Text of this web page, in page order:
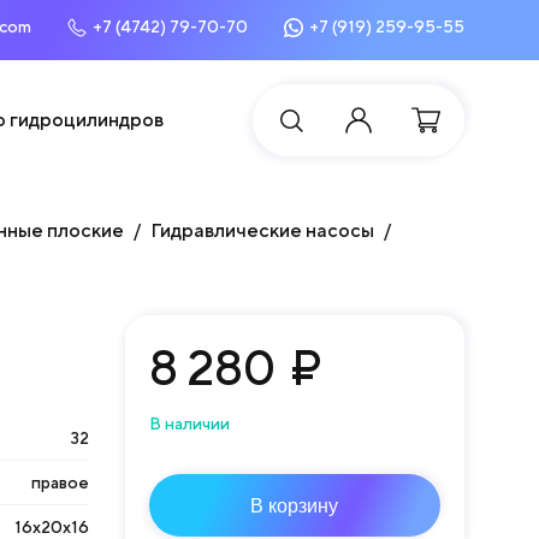
+7 (4742) 79-70-70 +7 (919) 259-95-55
гидроцилиндров
плоские Гидравлические насосы
32
правое
16х20х16
8 280 ₽
В наличии
В корзину